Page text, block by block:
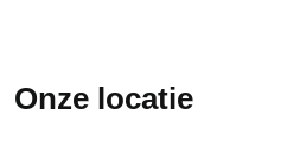
Onze locatie